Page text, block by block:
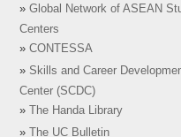
» Global Network of ASEAN
Centers
» CONTESSA
» Skills and Career
Center (SCDC)
»
The Handa Library
»
The UC Bulletin